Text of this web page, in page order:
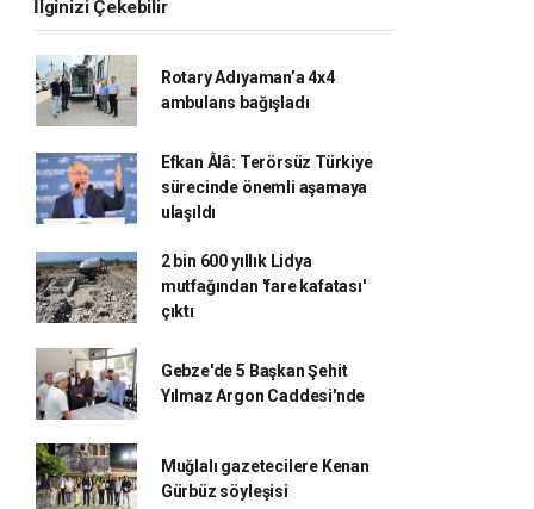
İlginizi Çekebilir
Rotary Adıyaman’a 4x4
ambulans bağışladı
Efkan Âlâ: Terörsüz Türkiye
sürecinde önemli aşamaya
ulaşıldı
2 bin 600 yıllık Lidya
mutfağından 'fare kafatası'
çıktı
Gebze'de 5 Başkan Şehit
Yılmaz Argon Caddesi'nde
Muğlalı gazetecilere Kenan
Gürbüz söyleşisi